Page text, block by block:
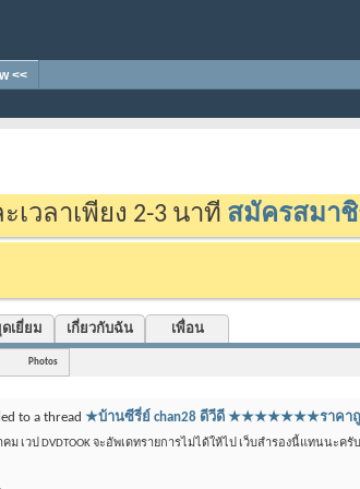
<<
เวลาเพียง 2-3 นาที สมัครสมา
เยี่ยม เกี่ยวกับฉัน เพื่อน
Photos
to a thread ★บ้านซีรี่ย์ chan28 ดีวีดี ★★★★★★★ราค
ม เวป DVDTOOK จะอัพเดทรายการไม่ได้ให้ไป เว็บสำรองนี้แทนนะครับ